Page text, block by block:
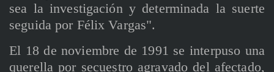
sea la investigación y determinada la suerte
seguida por Félix Vargas".
El 18 de noviembre de 1991 se interpuso una
querella por secuestro agravado del afectado,